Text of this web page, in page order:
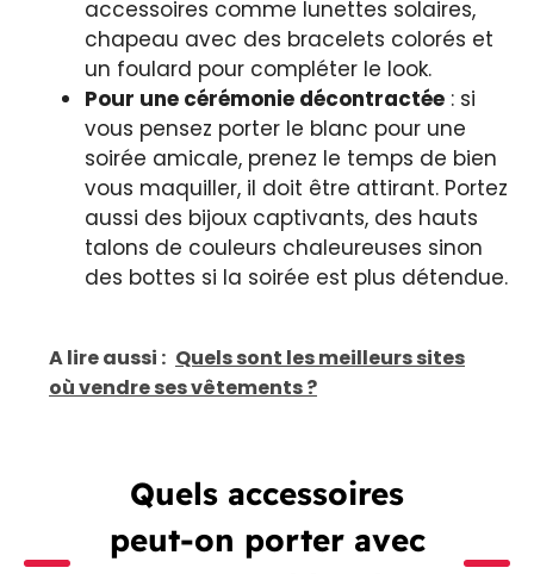
accessoires comme lunettes solaires,
chapeau avec des bracelets colorés et
un foulard pour compléter le look.
Pour une cérémonie décontractée : si
vous pensez porter le blanc pour une
soirée amicale, prenez le temps de bien
vous maquiller, il doit être attirant. Portez
aussi des bijoux captivants, des hauts
talons de couleurs chaleureuses sinon
des bottes si la soirée est plus détendue.
A lire aussi : Quels sont les meilleurs sites
où vendre ses vêtements ?
Quels accessoires
peut-on porter avec